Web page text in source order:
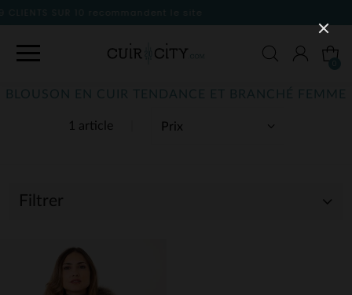
1 article
BLOUSON EN CUIR TENDANCE ET BRANCHÉ FEMME
Filtrer